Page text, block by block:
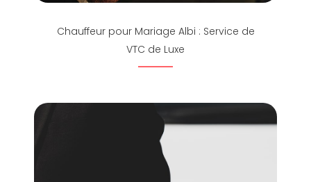
Chauffeur pour Mariage Albi : Service de
VTC de Luxe